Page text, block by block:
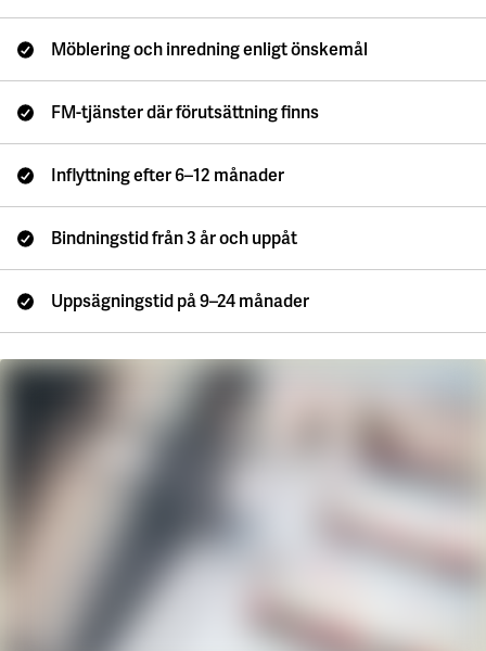
Umeå
Campus Umeå
Luleå
Campus Luleå
Karlstad
Karlstads universitet
Gävle
Högskolan i Gävle
Press
Utveckling
Campusutveckling
Våra projekt
Innovation och forskningssamverkan
Möblering och inredning enligt önskemål
FM-tjänster där förutsättning finns
Inflyttning efter 6–12 månader
Bindningstid från 3 år och uppåt
Uppsägningstid på 9–24 månader